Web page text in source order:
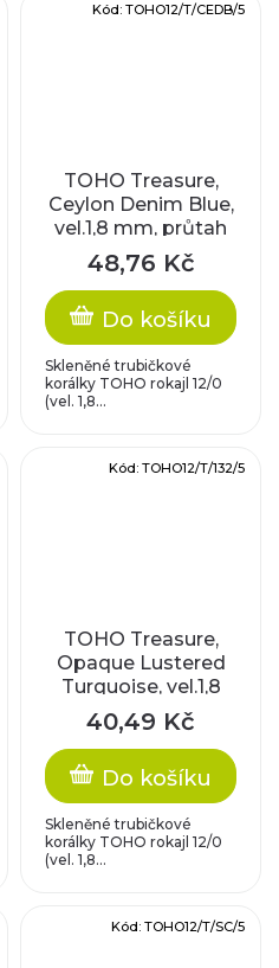
TOHO Treasure,
Ceylon Denim Blue,
vel.1,8 mm, průtah
0,9 mm
48,76 Kč
Do košíku
Skleněné trubičkové
korálky TOHO rokajl 12/0
(vel. 1,8...
Kód: TOHO12/T/CEDB/5
TOHO Treasure,
Opaque Lustered
Turquoise, vel.1,8
mm, průtah 0,9 mm
40,49 Kč
Do košíku
Skleněné trubičkové
korálky TOHO rokajl 12/0
(vel. 1,8...
Kód: TOHO12/T/132/5
Kód: TOHO12/T/SC/5